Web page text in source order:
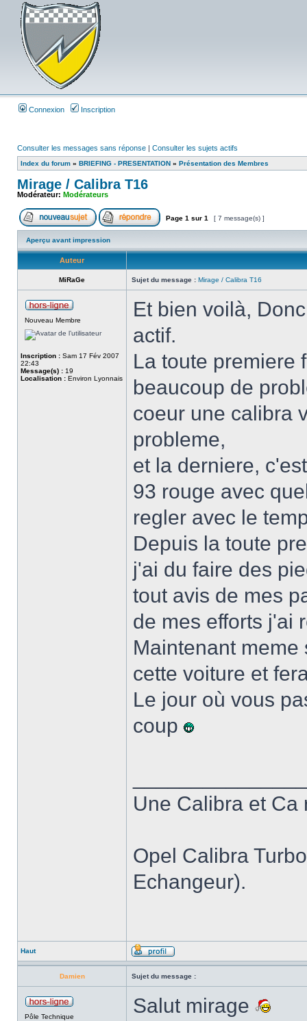
Connexion Inscription
Consulter les messages sans réponse | Consulter les sujets actifs
Index du forum » BRIEFING - PRESENTATION » Présentation des Membres
Mirage / Calibra T16
Modérateur: Modérateurs
Page 1 sur 1 [ 7 message(s) ]
Aperçu avant impression
Auteur
MiRaGe Sujet du message : Mirage / Calibra T16
Nouveau Membre
Inscription : Sam 17 Fév 2007
22:43
Message(s) : 19
Localisation : Environ Lyonnais
Et bien voilà,
actif.
La toute premiere
beaucoup de
coeur une calibra
probleme,
et la derniere,
93 rouge avec
regler avec le
Depuis la toute
j'ai du faire des
tout avis de mes
de mes efforts j'ai
Maintenant
cette voiture et
Le jour où vous
coup
Une Calibra et Ca
Opel Calibra
Echangeur).
Haut
Damien Sujet du message :
Pôle Technique Salut mirage